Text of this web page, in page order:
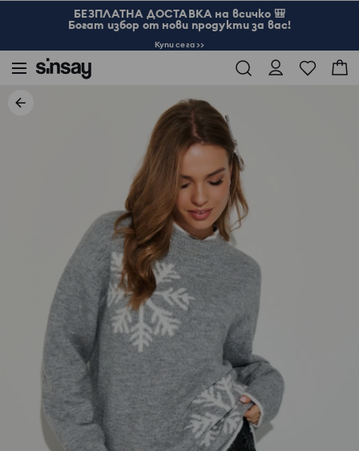
БЕЗПЛАТНА ДОСТАВКА на всичко 🎒
Богат избор от нови продукти за вас!
Купи сега >>